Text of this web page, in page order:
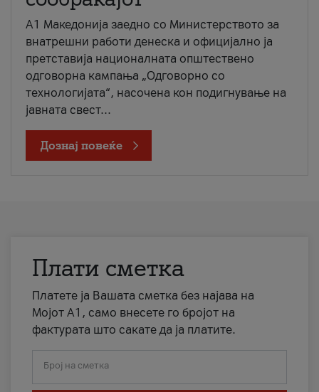
A1 Македонија заедно со Министерството за
внатрешни работи денеска и официјално ја
претставија националната општествено
одговорна кампања „Одговорно со
технологијата“, насочена кон подигнување на
јавната свест...
Дознај повеќе
Плати сметка
Платете ја Вашата сметка без најава на
Мојот А1, само внесете го бројот на
фактурата што сакате да ја платите.
Број на сметка